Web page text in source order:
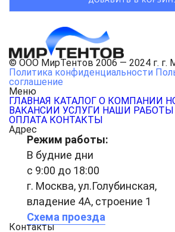
© ООО МирТентов 2006 — 2024 г. г.
Политика конфиденциальности
соглашение
Меню
ГЛАВНАЯ КАТАЛОГ О КОМПАНИИ
ВАКАНСИИ УСЛУГИ НАШИ РАБОТЫ
ОПЛАТА КОНТАКТЫ
Адрес
Режим работы:
В будние дни
с 9:00 до 18:00
г. Москва, ул.Голубинская,
владение 4А, строение 1
Схема проезда
Контакты